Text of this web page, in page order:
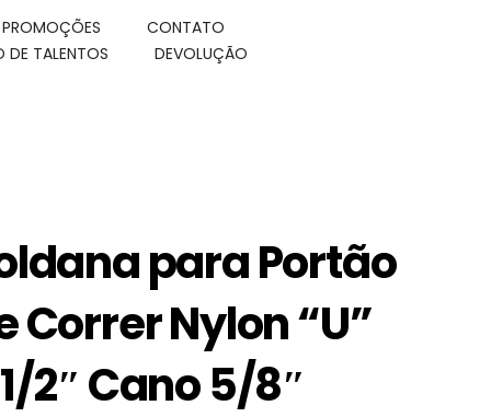
CONTATO
DE TALENTOS
DEVOLUÇÃO
para Portão
Correr Nylon “U”
2″ Cano 5/8″